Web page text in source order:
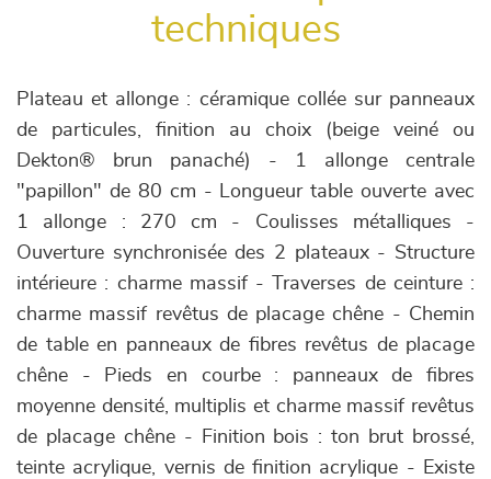
techniques
Plateau et allonge : céramique collée sur panneaux
de particules, finition au choix (beige veiné ou
Dekton® brun panaché) - 1 allonge centrale
"papillon" de 80 cm - Longueur table ouverte avec
1 allonge : 270 cm - Coulisses métalliques -
Ouverture synchronisée des 2 plateaux - Structure
intérieure : charme massif - Traverses de ceinture :
charme massif revêtus de placage chêne - Chemin
de table en panneaux de fibres revêtus de placage
chêne - Pieds en courbe : panneaux de fibres
moyenne densité, multiplis et charme massif revêtus
de placage chêne - Finition bois : ton brut brossé,
teinte acrylique, vernis de finition acrylique - Existe